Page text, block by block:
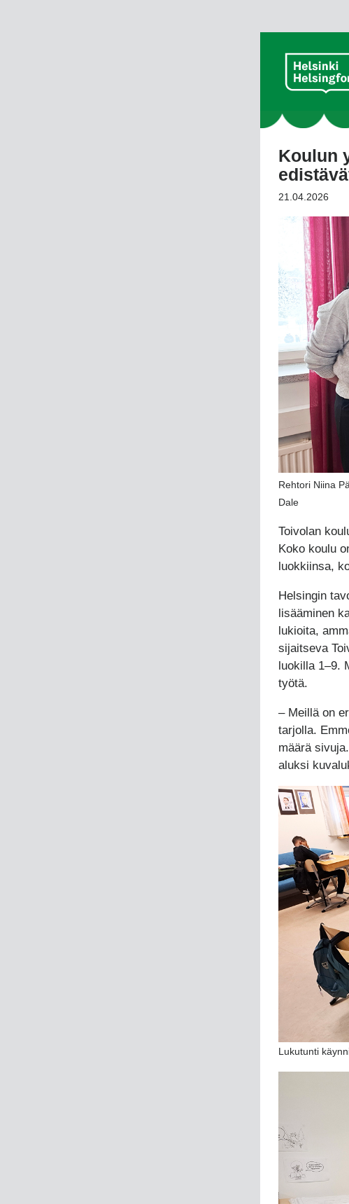
Koulun
21.04.2026
Rehtori Niina
Dale
Toivolan
Koko koulu
luokkiinsa,
Helsingin
lisääminen
lukioita,
sijaitseva
luokilla 1–9.
työtä.
– Meillä on
tarjolla.
määrä
aluksi
Lukutunti